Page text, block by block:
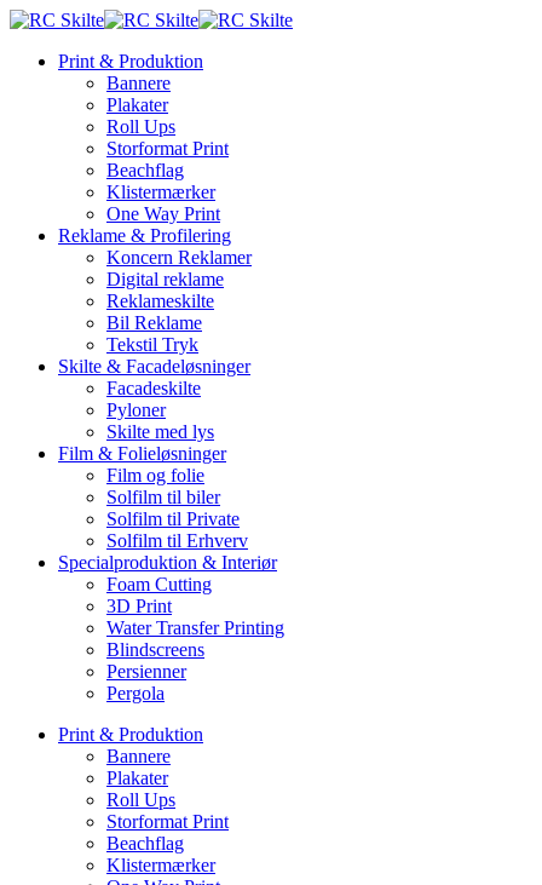
Skip
main
Menu
Print & Produktion
Bannere
Plakater
Roll Ups
Storformat Print
Beachflag
Klistermærker
One Way Print
Reklame & Profilering
Koncern Reklamer
Digital reklame
Reklameskilte
Bil Reklame
Tekstil Tryk
Skilte & Facadeløsninger
Facadeskilte
Pyloner
Skilte med lys
Film & Folieløsninger
Film og folie
Solfilm til biler
Solfilm til Private
Solfilm til Erhverv
Specialproduktion & Interiør
Foam Cutting
3D Print
Water Transfer Printing
Blindscreens
Persienner
Pergola
Print & Produktion
Bannere
Plakater
Roll Ups
Storformat Print
Beachflag
Klistermærker